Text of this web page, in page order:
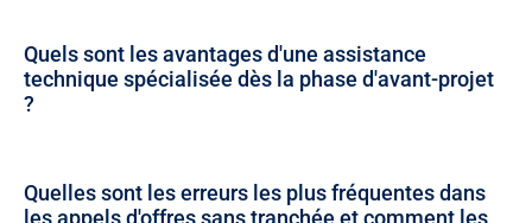
Quels sont les avantages d'une assistance
technique spécialisée dès la phase d'avant-projet
?
Quelles sont les erreurs les plus fréquentes dans
les appels d'offres sans tranchée et comment les